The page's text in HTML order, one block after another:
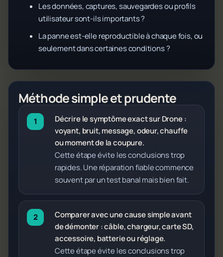
Les données, captures, sauvegardes ou profils
utilisateur sont-ils importants ?
La panne est-elle reproductible à chaque fois, ou
seulement dans certaines conditions ?
Méthode simple et prudente
Décrire le symptôme exact sur Drone :
voyant, bruit, message, odeur, chauffe
ou moment de la coupure.
Cette étape évite les conclusions trop
rapides. Une réparation fiable commence
souvent par un test banal mais bien fait.
Comparer avec une cause simple avant
de démonter : câble, chargeur, carte SD,
accessoire, batterie ou réglage.
Cette étape évite les conclusions trop